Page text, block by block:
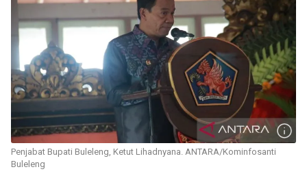
Penjabat Bupati Buleleng, Ketut Lihadnyana. ANTARA/Kominfosanti
Buleleng